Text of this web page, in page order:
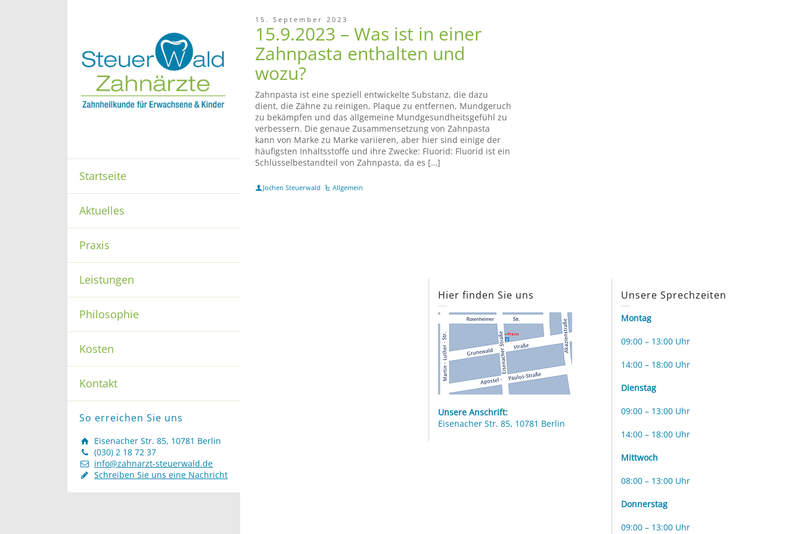
Startseite
Aktuelles
Praxis
Leistungen
Philosophie
Kosten
Kontakt
So erreichen Sie uns
Eisenacher Str. 85, 10781 Berlin
(030) 2 18 72 37
info@zahnarzt-steuerwald.de
Schreiben Sie uns eine Nachricht
15. September 2023
15.9.2023 – Was ist in einer
Zahnpasta enthalten und
wozu?
Zahnpasta ist eine speziell entwickelte Substanz, die dazu
dient, die Zähne zu reinigen, Plaque zu entfernen, Mundgeruch
zu bekämpfen und das allgemeine Mundgesundheitsgefühl zu
verbessern. Die genaue Zusammensetzung von Zahnpasta
kann von Marke zu Marke variieren, aber hier sind einige der
häufigsten Inhaltsstoffe und ihre Zwecke: Fluorid: Fluorid ist ein
Schlüsselbestandteil von Zahnpasta, da es […]
Jochen Steuerwald Allgemein
Hier finden Sie uns
Unsere Anschrift:
Eisenacher Str. 85, 10781 Berlin
Unsere Sprechzeiten
Montag
09:00 – 13:00 Uhr
14:00 – 18:00 Uhr
Dienstag
09:00 – 13:00 Uhr
14:00 – 18:00 Uhr
Mittwoch
08:00 – 13:00 Uhr
Donnerstag
09:00 – 13:00 Uhr